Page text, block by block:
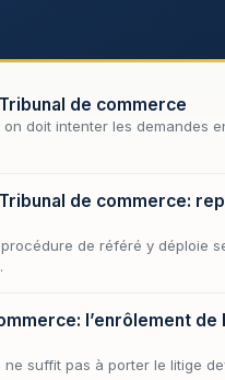
de commerce
doit intenter les demandes
de commerce:
de référé y déploie
l’enrôlement
suffit pas à porter le litige